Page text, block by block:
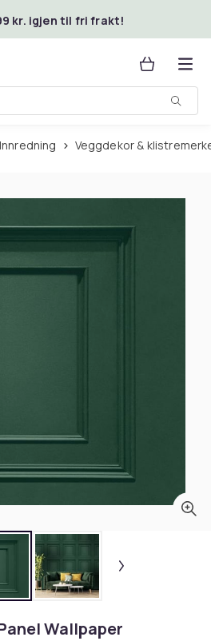
kr. igjen til fri frakt!
Innredning Veggdekor &
Wallpaper